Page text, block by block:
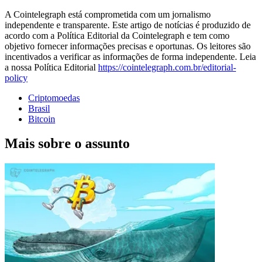
A Cointelegraph está comprometida com um jornalismo
independente e transparente. Este artigo de notícias é produzido de
acordo com a Política Editorial da Cointelegraph e tem como
objetivo fornecer informações precisas e oportunas. Os leitores são
incentivados a verificar as informações de forma independente. Leia
a nossa Política Editorial https://cointelegraph.com.br/editorial-
policy
Criptomoedas
Brasil
Bitcoin
Mais sobre o assunto